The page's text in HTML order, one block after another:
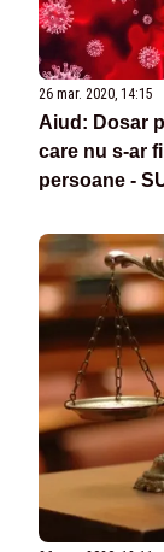
26 mar. 2020, 14:15
Aiud: Dosar
care nu s-ar
persoane -